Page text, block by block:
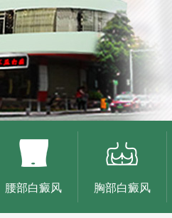
腰部白癜风 胸部白癜风